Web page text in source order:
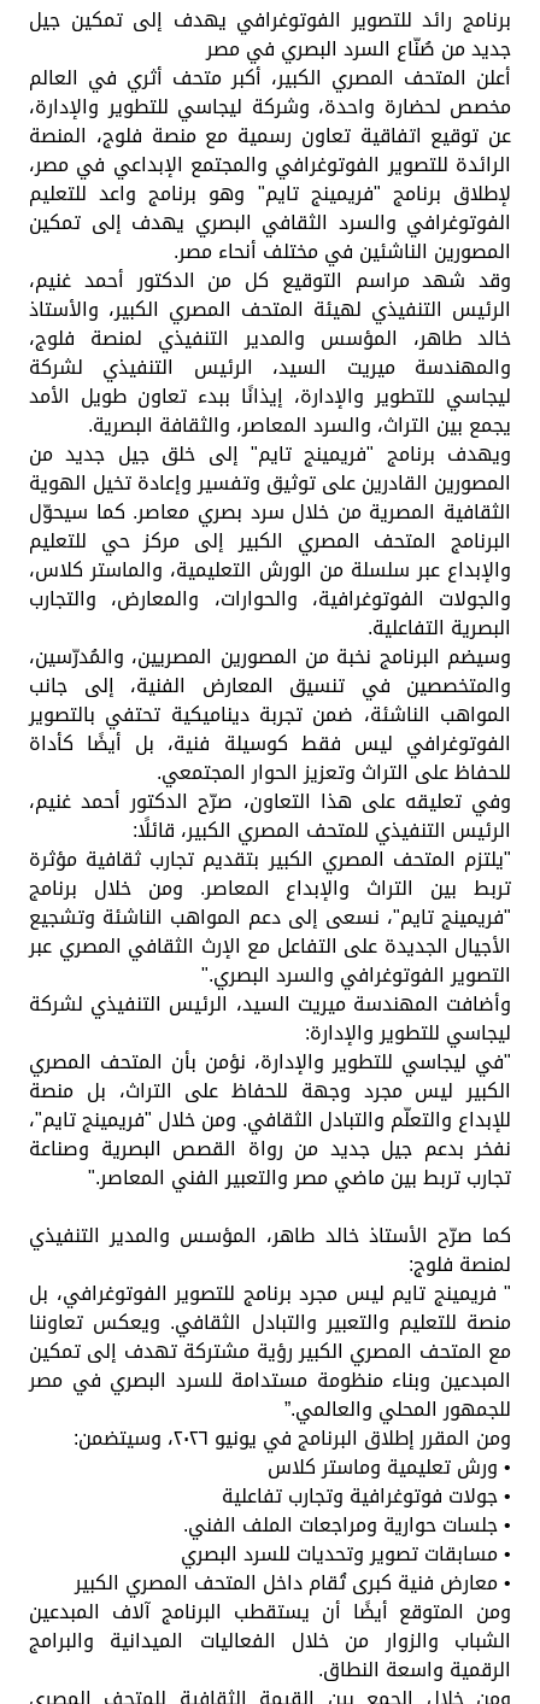
برنامج رائد للتصوير الفوتوغرافي يهدف إلى تمكين جيل
جديد من صُنّاع السرد البصري في مصر
أعلن المتحف المصري الكبير، أكبر متحف أثري في العالم
مخصص لحضارة واحدة، وشركة ليجاسي للتطوير والإدارة،
عن توقيع اتفاقية تعاون رسمية مع منصة فلوج، المنصة
الرائدة للتصوير الفوتوغرافي والمجتمع الإبداعي في مصر،
لإطلاق برنامج "فريمينج تايم" وهو برنامج واعد للتعليم
الفوتوغرافي والسرد الثقافي البصري يهدف إلى تمكين
المصورين الناشئين في مختلف أنحاء مصر.
وقد شهد مراسم التوقيع كل من الدكتور أحمد غنيم،
الرئيس التنفيذي لهيئة المتحف المصري الكبير، والأستاذ
خالد طاهر، المؤسس والمدير التنفيذي لمنصة فلوج،
والمهندسة ميريت السيد، الرئيس التنفيذي لشركة
ليجاسي للتطوير والإدارة، إيذانًا ببدء تعاون طويل الأمد
يجمع بين التراث، والسرد المعاصر، والثقافة البصرية.
ويهدف برنامج "فريمينج تايم" إلى خلق جيل جديد من
المصورين القادرين على توثيق وتفسير وإعادة تخيل الهوية
الثقافية المصرية من خلال سرد بصري معاصر. كما سيحوّل
البرنامج المتحف المصري الكبير إلى مركز حي للتعليم
والإبداع عبر سلسلة من الورش التعليمية، والماستر كلاس،
والجولات الفوتوغرافية، والحوارات، والمعارض، والتجارب
البصرية التفاعلية.
وسيضم البرنامج نخبة من المصورين المصريين، والمُدرّسين،
والمتخصصين في تنسيق المعارض الفنية، إلى جانب
المواهب الناشئة، ضمن تجربة ديناميكية تحتفي بالتصوير
الفوتوغرافي ليس فقط كوسيلة فنية، بل أيضًا كأداة
للحفاظ على التراث وتعزيز الحوار المجتمعي.
وفي تعليقه على هذا التعاون، صرّح الدكتور أحمد غنيم،
الرئيس التنفيذي للمتحف المصري الكبير، قائلًا:
"يلتزم المتحف المصري الكبير بتقديم تجارب ثقافية مؤثرة
تربط بين التراث والإبداع المعاصر. ومن خلال برنامج
"فريمينج تايم"، نسعى إلى دعم المواهب الناشئة وتشجيع
الأجيال الجديدة على التفاعل مع الإرث الثقافي المصري عبر
التصوير الفوتوغرافي والسرد البصري."
وأضافت المهندسة ميريت السيد، الرئيس التنفيذي لشركة
ليجاسي للتطوير والإدارة:
"في ليجاسي للتطوير والإدارة، نؤمن بأن المتحف المصري
الكبير ليس مجرد وجهة للحفاظ على التراث، بل منصة
للإبداع والتعلّم والتبادل الثقافي. ومن خلال "فريمينج تايم"،
نفخر بدعم جيل جديد من رواة القصص البصرية وصناعة
تجارب تربط بين ماضي مصر والتعبير الفني المعاصر."
كما صرّح الأستاذ خالد طاهر، المؤسس والمدير التنفيذي
لمنصة فلوج:
" فريمينج تايم ليس مجرد برنامج للتصوير الفوتوغرافي، بل
منصة للتعليم والتعبير والتبادل الثقافي. ويعكس تعاوننا
مع المتحف المصري الكبير رؤية مشتركة تهدف إلى تمكين
المبدعين وبناء منظومة مستدامة للسرد البصري في مصر
للجمهور المحلي والعالمي.”
ومن المقرر إطلاق البرنامج في يونيو ٢٠٢٦، وسيتضمن:
• ورش تعليمية وماستر كلاس
• جولات فوتوغرافية وتجارب تفاعلية
• جلسات حوارية ومراجعات الملف الفني.
• مسابقات تصوير وتحديات للسرد البصري
• معارض فنية كبرى تُقام داخل المتحف المصري الكبير
ومن المتوقع أيضًا أن يستقطب البرنامج آلاف المبدعين
الشباب والزوار من خلال الفعاليات الميدانية والبرامج
الرقمية واسعة النطاق.